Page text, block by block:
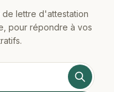
lettre d'attestation
pour répondre à vos